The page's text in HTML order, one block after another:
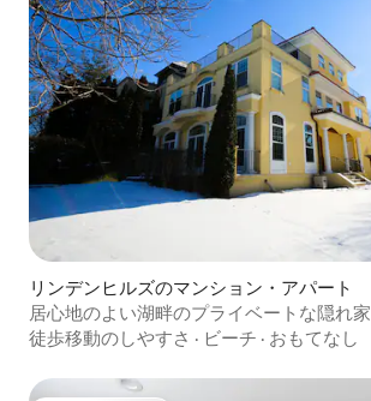
リンデンヒルズのマンション・アパート
居心地のよい湖畔のプライベートな隠れ家
徒歩移動のしやすさ · ビーチ · おもてなし